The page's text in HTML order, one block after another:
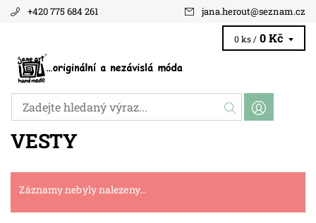
+420 775 684 261 jana.herout@seznam.cz
0 ks / 0 Kč
VESTY
Záznamy nebyly nalezeny...